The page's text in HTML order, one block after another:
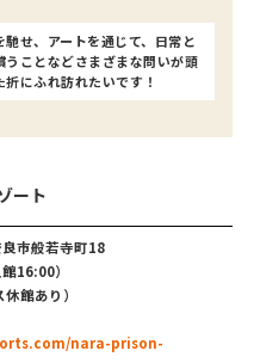
せ、アートを通じて、日常と
うことなどさまざまな問いが頭
にふれ訪れたいです！
ート
市般若寺町18
16:00）
館あり）
nara-prison-